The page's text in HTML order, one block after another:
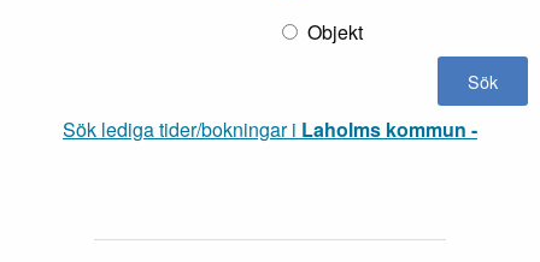
Objekt
Sök lediga tider/bokningar i Laholms kommun -